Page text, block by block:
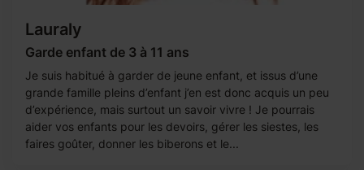
Lauraly
Garde enfant de 3 à 11 ans
Je suis habitué à garder de jeune enfant, et issus d’une
grande famille pleins d’enfant j’en est donc acquis un peu
d’expérience, mais surtout un savoir vivre ! Je pourrais
aider vos enfants pour les devoirs, gérer les siestes, les
faires goûter, donner les biberons et le...